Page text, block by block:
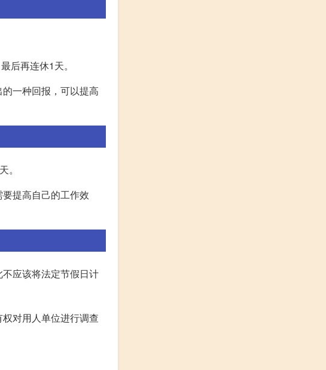
后再连休1天。
一种回报，可以提高
。
提高自己的工作效
应该将法定节假日计
对用人单位进行调查